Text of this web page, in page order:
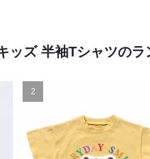
ッズ 半袖Tシャツのラ
2